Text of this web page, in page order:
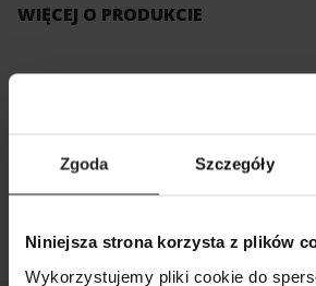
Zgoda Szczegóły
Niniejsza strona korzysta z plików
Wykorzystujemy pliki cookie do
WIĘCEJ O PRODUKCIE
CZĘŚCI ZAMIENNE